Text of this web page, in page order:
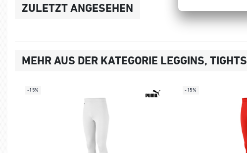
ZULETZT ANGESEHEN
MEHR AUS DER KATEGORIE LEGGINS, TIGHTS
-15% -15%